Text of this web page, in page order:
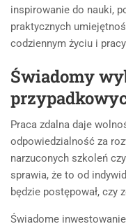
inspirowanie do nauki,
praktycznych
codziennym życiu i
Świadomy
Praca zdalna daje
odpowiedzialność za
narzuconych szkoleń
sprawia, że to od
będzie postępował, czy
Świadome